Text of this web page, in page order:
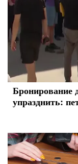
Бронирование
упразднить: